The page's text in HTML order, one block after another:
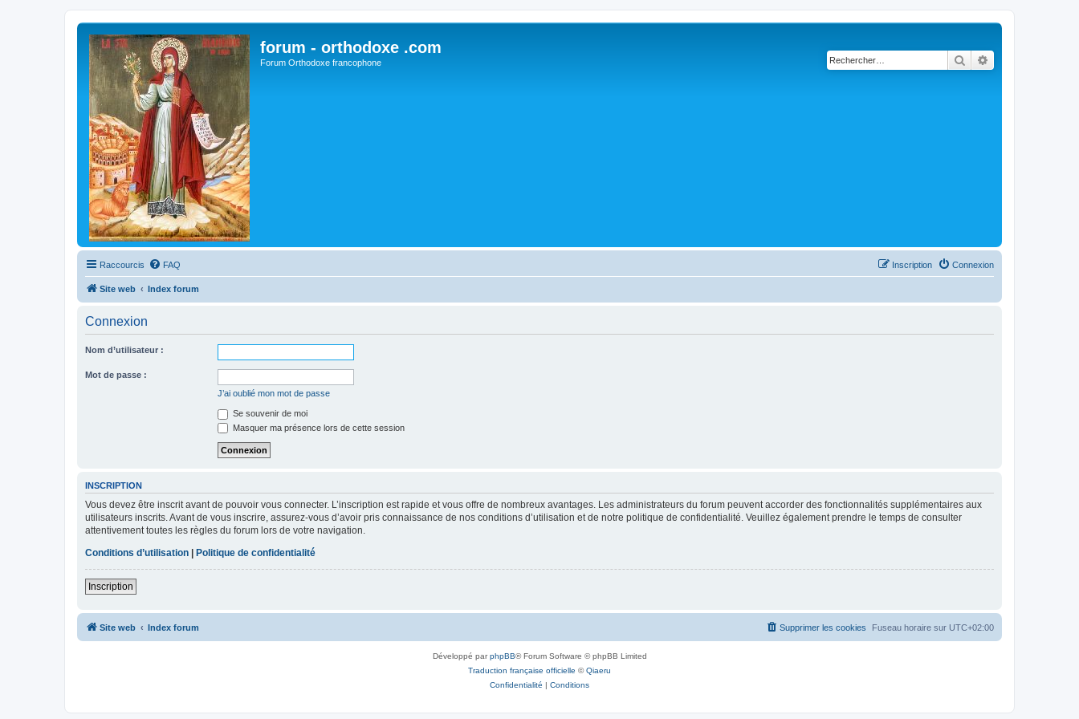
forum - orthodoxe .com
Forum Orthodoxe francophone Rechercher
Raccourcis FAQ Connexion
Inscription
Site web Index forum
Connexion
Nom d’utilisateur :
Mot de passe :
J’ai oublié mon mot de passe
Se souvenir de moi
Masquer ma présence lors de cette session
INSCRIPTION
Vous devez être inscrit avant de pouvoir vous connecter. L’inscription est rapide et vous offre de nombreux avantages. Les administrateurs du forum peuvent accorder des fonctionnalités supplémentaires aux
utilisateurs inscrits. Avant de vous inscrire, assurez-vous d’avoir pris connaissance de nos conditions d’utilisation et de notre politique de confidentialité. Veuillez également prendre le temps de consulter
attentivement toutes les règles du forum lors de votre navigation.
Conditions d’utilisation | Politique de confidentialité
Inscription
Site web Index forum Fuseau horaire sur UTC+02:00
Supprimer les cookies
Développé parphpBB® Forum Software © phpBB Limited
Traduction française officielle ©Qiaeru
Confidentialité | Conditions